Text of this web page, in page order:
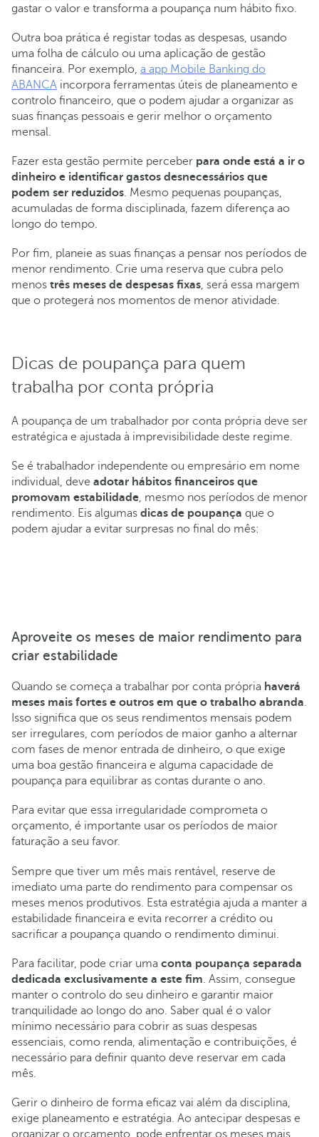
gastar o valor e transforma a poupança num hábito fixo.
Outra boa prática é registar todas as despesas, usando
uma folha de cálculo ou uma aplicação de gestão
financeira. Por exemplo, a app Mobile Banking do
ABANCA incorpora ferramentas úteis de planeamento e
controlo financeiro, que o podem ajudar a organizar as
suas finanças pessoais e gerir melhor o orçamento
mensal.
Fazer esta gestão permite perceber para onde está a ir o
dinheiro e identificar gastos desnecessários que
podem ser reduzidos. Mesmo pequenas poupanças,
acumuladas de forma disciplinada, fazem diferença ao
longo do tempo.
Por fim, planeie as suas finanças a pensar nos períodos de
menor rendimento. Crie uma reserva que cubra pelo
menos três meses de despesas fixas, será essa margem
que o protegerá nos momentos de menor atividade.
Dicas de poupança para quem
trabalha por conta própria
A poupança de um trabalhador por conta própria deve ser
estratégica e ajustada à imprevisibilidade deste regime.
Se é trabalhador independente ou empresário em nome
individual, deve adotar hábitos financeiros que
promovam estabilidade, mesmo nos períodos de menor
rendimento. Eis algumas dicas de poupança que o
podem ajudar a evitar surpresas no final do mês:
Aproveite os meses de maior rendimento para
criar estabilidade
Quando se começa a trabalhar por conta própria haverá
meses mais fortes e outros em que o trabalho abranda.
Isso significa que os seus rendimentos mensais podem
ser irregulares, com períodos de maior ganho a alternar
com fases de menor entrada de dinheiro, o que exige
uma boa gestão financeira e alguma capacidade de
poupança para equilibrar as contas durante o ano.
Para evitar que essa irregularidade comprometa o
orçamento, é importante usar os períodos de maior
faturação a seu favor.
Sempre que tiver um mês mais rentável, reserve de
imediato uma parte do rendimento para compensar os
meses menos produtivos. Esta estratégia ajuda a manter a
estabilidade financeira e evita recorrer a crédito ou
sacrificar a poupança quando o rendimento diminui.
Para facilitar, pode criar uma conta poupança separada
dedicada exclusivamente a este fim. Assim, consegue
manter o controlo do seu dinheiro e garantir maior
tranquilidade ao longo do ano. Saber qual é o valor
mínimo necessário para cobrir as suas despesas
essenciais, como renda, alimentação e contribuições, é
necessário para definir quanto deve reservar em cada
mês.
Gerir o dinheiro de forma eficaz vai além da disciplina,
exige planeamento e estratégia. Ao antecipar despesas e
organizar o orçamento, pode enfrentar os meses mais